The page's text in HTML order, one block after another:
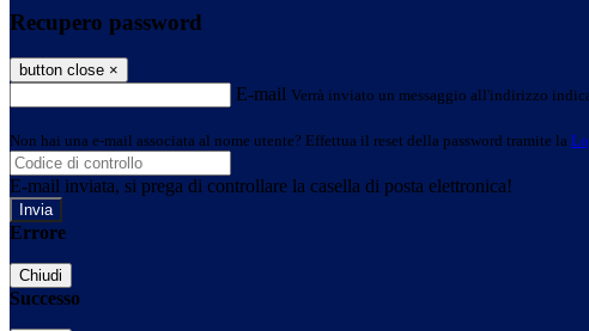
Recupero password
button close ×
E-mail Verrà inviato un messaggio all'indirizzo
Non hai una e-mail associata al nome utente? Effettua il reset della password tramite la
E-mail inviata, si prega di controllare la casella di posta elettronica!
Errore
Chiudi
Successo